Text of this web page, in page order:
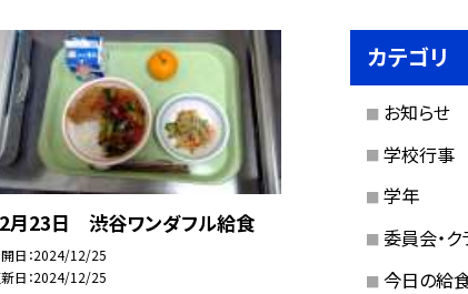
月23日 渋谷ワンダフル給食
日 2024/12/25
日 2024/12/25
カテゴリ
お知らせ
学校行事
学年
委員会・
今日の給